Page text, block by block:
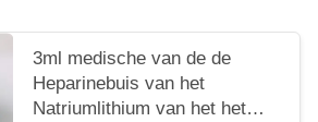
3ml medische van de de
Heparinebuis van het
Natriumlithium van het het